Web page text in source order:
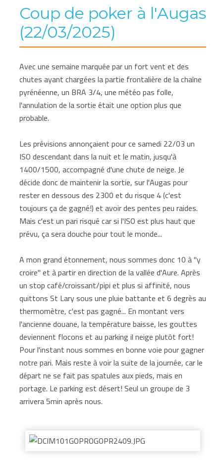
Coup de poker à l'Augas
(22/03/2025)
Avec une semaine marquée par un fort vent et des
chutes ayant chargées la partie frontalière de la chaîne
pyrénéenne, un BRA 3/4, une météo pas folle,
l'annulation de la sortie était une option plus que
probable.
Les prévisions annonçaient pour ce samedi 22/03 un
ISO descendant dans la nuit et le matin, jusqu'à
1400/1500, accompagné d'une chute de neige. Je
décide donc de maintenir la sortie, sur l'Augas pour
rester en dessous des 2300 et du risque 4 (c'est
toujours ça de gagné!) et avoir des pentes peu raides.
Mais c'est un pari risqué car si l'ISO est plus haut que
prévu, ça sera douche pour tout le monde...
A mon grand étonnement, nous sommes donc 10 à "y
croire" et à partir en direction de la vallée d'Aure. Après
un stop café/croissant/pipi et plus si affinité, nous
quittons St Lary sous une pluie battante et 6 degrès au
thermomètre, c'est pas gagné... En montant vers
l'ancienne douane, la température baisse, les gouttes
deviennent flocons et au parking il neige plutôt fort!
Pour l'instant nous sommes en bonne voie pour gagner
notre pari. Mais reste à voir la suite de la journée, car le
départ ne se fait pas spatules aux pieds, mais en
portage. Le parking est désert! Seul un groupe de 3
arrivera 5min après nous.